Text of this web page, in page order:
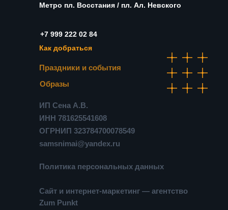
Политика персональных данных
ИП Сена А.В.
ИНН 781625541608
ОГРНИП 323784700078549
samsnimai@yandex.ru
Сайт и интернет-маркетинг — агентство
Zum Punkt
Как добраться
Метро пл. Восстания / пл. Ал. Невского
+7 999 222 02 84
Образы
Праздники и события